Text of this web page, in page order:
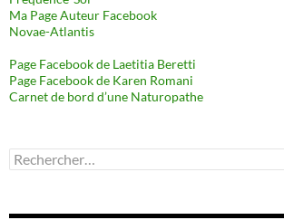
Ma Page Auteur Facebook
Novae-Atlantis
Page Facebook de Laetitia Beretti
Page Facebook de Karen Romani
Carnet de bord d’une Naturopathe
Rechercher :